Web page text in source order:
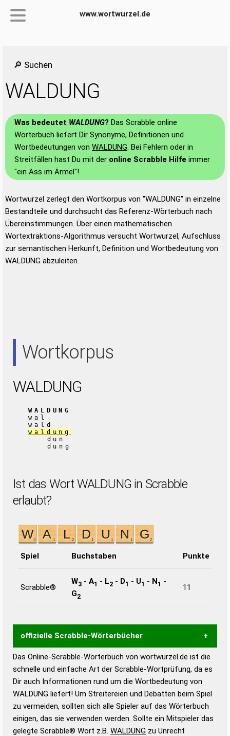
www.wortwurzel.de
🔎 Suchen
WALDUNG
Was bedeutet WALDUNG? Das Scrabble online
Wörterbuch liefert Dir Synonyme, Definitionen und
Wortbedeutungen von WALDUNG. Bei Fehlern oder in
Streitfällen hast Du mit der online Scrabble Hilfe immer
"ein Ass im Ärmel"!
Wortwurzel zerlegt den Wortkorpus von "WALDUNG" in einzelne
Bestandteile und durchsucht das Referenz-Wörterbuch nach
Übereinstimmungen. Über einen mathematischen
Wortextraktions-Algorithmus versucht Wortwurzel, Aufschluss
zur semantischen Herkunft, Definition und Wortbedeutung von
WALDUNG abzuleiten.
Wortkorpus
WALDUNG
WALDUNG
wal
wald
waldung
dun
dung
Ist das Wort WALDUNG in Scrabble
erlaubt?
Spiel Buchstaben Punkte
Scrabble®
W3 - A1 - L2 - D1 - U1 - N1 -
G2
11
offizielle Scrabble-Wörterbücher
Wortwurzel liefert mit Hilfe eines semantischen
Wortanalyse-Algorithmus gute Anhaltspunkte zu
Wortbedeutung, Worttrennung und Wortform, um die
Gültigkeit eines Wortes für das Scrabble-Spiel zu
bestimmen!
zugelassene Turnier Scrabble-
Wörterbücher sind:
Das Online-Scrabble-Wörterbuch von wortwurzel.de ist die
schnelle und einfache Art der Scrabble-Wortprüfung, da es
Dir auch Informationen rund um die Wortbedeutung von
WALDUNG liefert! Um Streitereien und Debatten beim Spiel
zu vermeiden, sollten sich alle Spieler auf das Wörterbuch
einigen, das sie verwenden werden. Sollte ein Mitspieler das
gelegte Scrabble® Wort z.B. WALDUNG zu Unrecht